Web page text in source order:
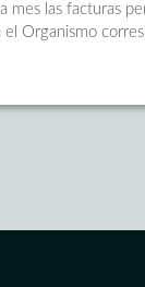
las facturas
Organismo